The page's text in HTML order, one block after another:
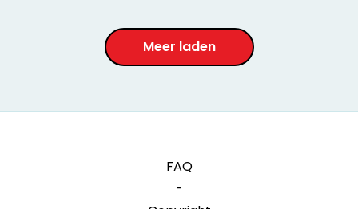
Meer laden
FAQ
-